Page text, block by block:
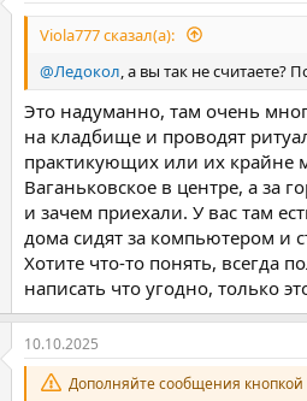
Viola777 сказал(а):
@Ледокол, а вы так не
Это надуманно, там очень
на кладбище и проводят
практикующих или их крайне
Ваганьковское в центре, а за
и зачем приехали. У вас там
дома сидят за компьютером и
Хотите что-то понять, всегда
написать что угодно, только
10.10.2025
Дополняйте сообщения